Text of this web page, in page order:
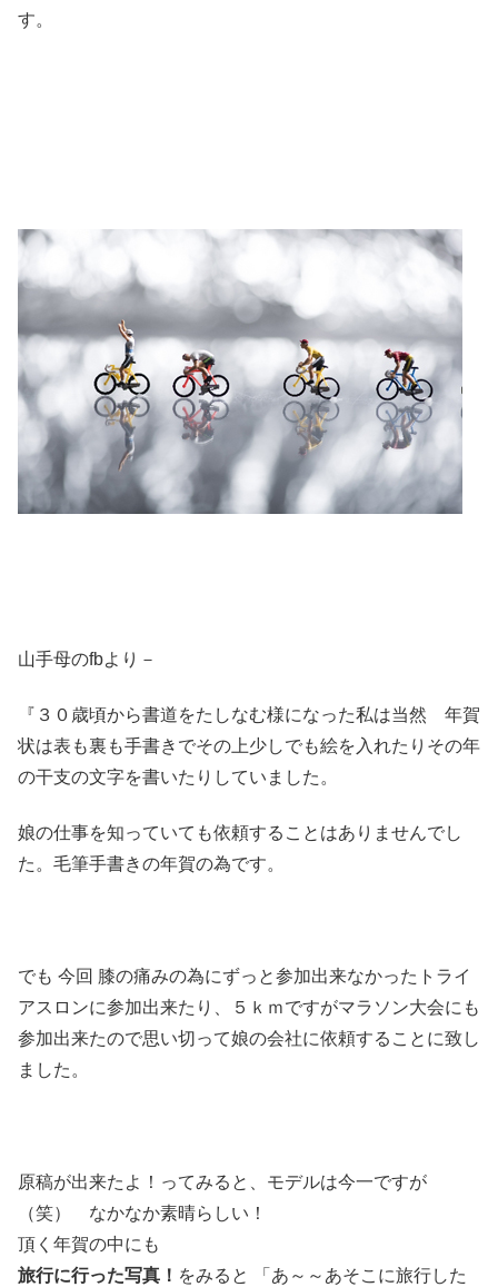
す。
山手母のfbより－
『３０歳頃から書道をたしなむ様になった私は当然 年賀
状は表も裏も手書きでその上少しでも絵を入れたりその年
の干支の文字を書いたりしていました。
娘の仕事を知っていても依頼することはありませんでし
た。毛筆手書きの年賀の為です。
でも 今回 膝の痛みの為にずっと参加出来なかったトライ
アスロンに参加出来たり、５ｋｍですがマラソン大会にも
参加出来たので思い切って娘の会社に依頼することに致し
ました。
原稿が出来たよ！ってみると、モデルは今一ですが
（笑） なかなか素晴らしい！
頂く年賀の中にも
旅行に行った写真！ をみると 「あ～～あそこに旅行した